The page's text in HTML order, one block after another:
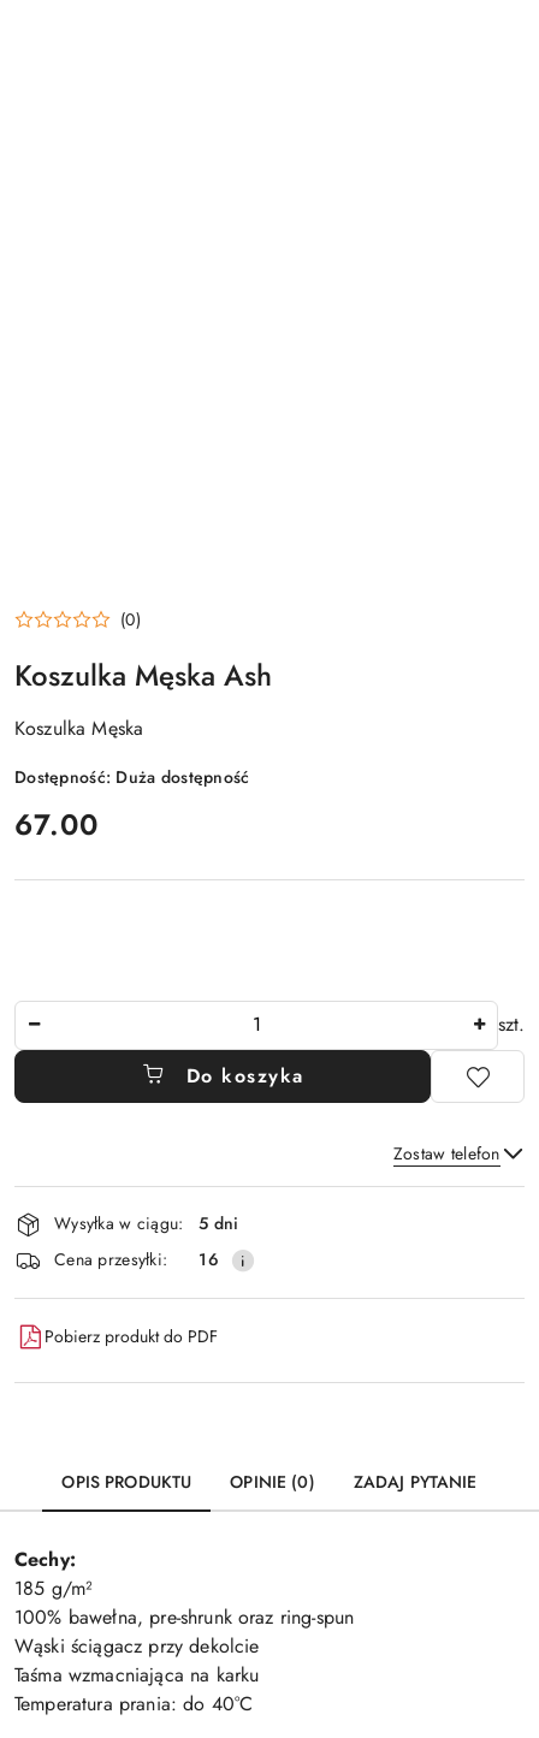
(0)
Koszulka Męska Ash
Koszulka Męska
Dostępność: Duża dostępność
cena:
67.00
szt.
Do koszyka
Zostaw telefon
Wyślij
Dostępność
i
dostawa
Wysyłka w ciągu:
5 dni
Cena przesyłki:
16
Pobierz produkt do PDF
OPIS PRODUKTU OPINIE (0) ZADAJ PYTANIE
Cechy:
185 g/m²
100% bawełna, pre-shrunk oraz ring-spun
Wąski ściągacz przy dekolcie
Taśma wzmacniająca na karku
Temperatura prania: do 40°C